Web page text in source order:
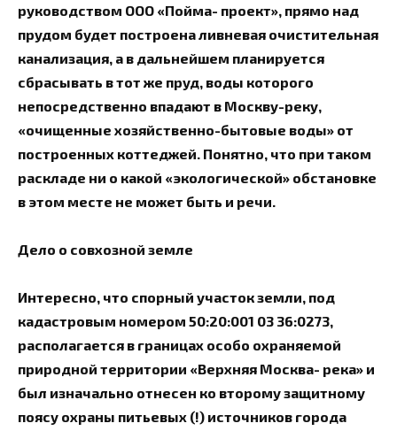
руководством ООО «Пойма- проект», прямо над
прудом будет построена ливневая очистительная
канализация, а в дальнейшем планируется
сбрасывать в тот же пруд, воды которого
непосредственно впадают в Москву-реку,
«очищенные хозяйственно-бытовые воды» от
построенных коттеджей. Понятно, что при таком
раскладе ни о какой «экологической» обстановке
в этом месте не может быть и речи.
Дело о совхозной земле
Интересно, что спорный участок земли, под
кадастровым номером 50:20:001 03 36:0273,
располагается в границах особо охраняемой
природной территории «Верхняя Москва- река» и
был изначально отнесен ко второму защитному
поясу охраны питьевых (!) источников города